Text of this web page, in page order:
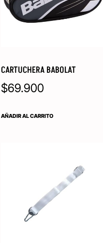
CARTUCHERA BABOLAT
$69.900
AÑADIR AL CARRITO